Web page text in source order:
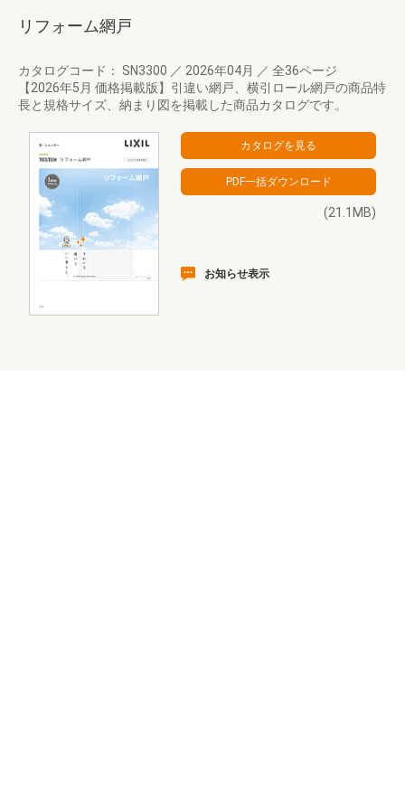
リフォーム網戸
カタログコード： SN3300 ／ 2026年04月 ／ 全36ページ
【2026年5月 価格掲載版】引違い網戸、横引ロール網戸の商品特
長と規格サイズ、納まり図を掲載した商品カタログです。
(21.1MB)
お知らせ表示